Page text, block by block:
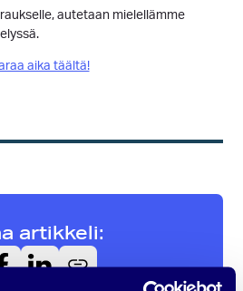
autetaan mielellämme
aika täältä!
artikkeli: